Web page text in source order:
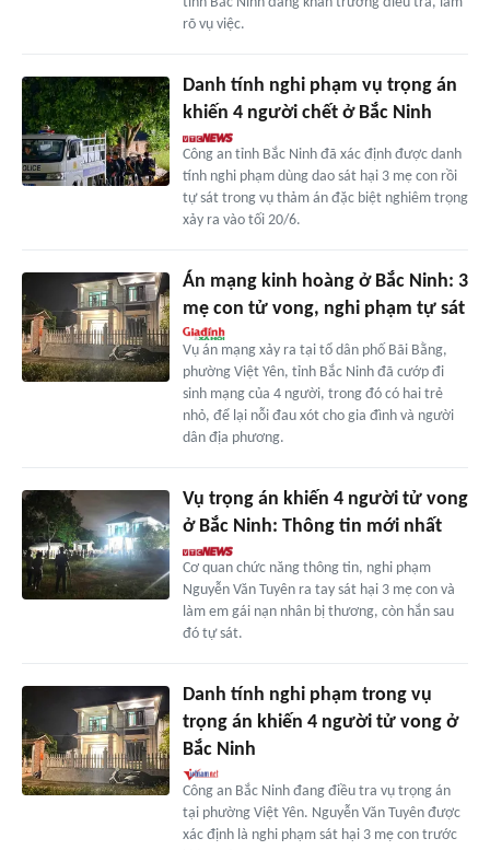
rõ vụ việc.
Danh tính nghi phạm vụ trọng án
khiến 4 người chết ở Bắc Ninh
Công an tỉnh Bắc Ninh đã xác định được danh
tính nghi phạm dùng dao sát hại 3 mẹ con rồi
tự sát trong vụ thảm án đặc biệt nghiêm trọng
xảy ra vào tối 20/6.
Án mạng kinh hoàng ở Bắc Ninh: 3
mẹ con tử vong, nghi phạm tự sát
Vụ án mạng xảy ra tại tổ dân phố Bãi Bằng,
phường Việt Yên, tỉnh Bắc Ninh đã cướp đi
sinh mạng của 4 người, trong đó có hai trẻ
nhỏ, để lại nỗi đau xót cho gia đình và người
dân địa phương.
Vụ trọng án khiến 4 người tử vong
ở Bắc Ninh: Thông tin mới nhất
Cơ quan chức năng thông tin, nghi phạm
Nguyễn Văn Tuyên ra tay sát hại 3 mẹ con và
làm em gái nạn nhân bị thương, còn hắn sau
đó tự sát.
Danh tính nghi phạm trong vụ
trọng án khiến 4 người tử vong ở
Bắc Ninh
Công an Bắc Ninh đang điều tra vụ trọng án
tại phường Việt Yên. Nguyễn Văn Tuyên được
xác định là nghi phạm sát hại 3 mẹ con trước